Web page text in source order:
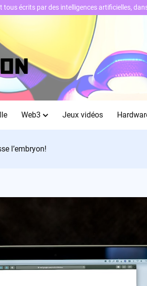
Web3 Jeux vidéos
l’embryon!
tous écrits par des intelligences artificielles,